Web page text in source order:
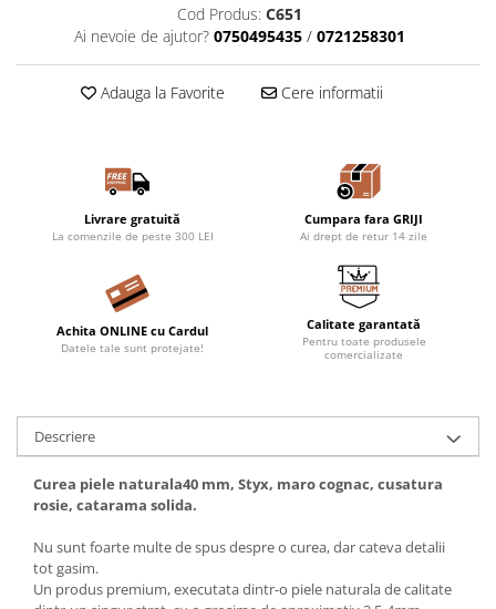
Cod Produs: C651
Ai nevoie de ajutor? 0750495435 / 0721258301
Adauga la Favorite Cere informatii
Livrare gratuită
La comenzile de peste 300 LEI
Cumpara fara GRIJI
Ai drept de retur 14 zile
Achita ONLINE cu Cardul
Datele tale sunt protejate!
Calitate garantată
Pentru toate produsele
comercializate
Descriere
Curea piele naturala40 mm, Styx, maro cognac, cusatura
rosie, catarama solida.
Nu sunt foarte multe de spus despre o curea, dar cateva detalii
tot gasim.
Un produs premium, executata dintr-o piele naturala de calitate